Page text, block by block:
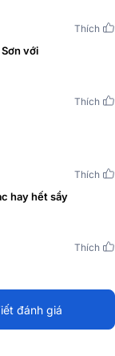
đầy đủ tem
Thích
với
Thích
Thích
hay hết sẩy
Thích
đánh giá